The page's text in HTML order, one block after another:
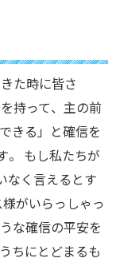
た時に皆さ
持って、 主の前
できる 」
と確信を
。
もし私たちが
なく言えるとす
様がいらっしゃっ
な確信の平安を
ちにとどまるも